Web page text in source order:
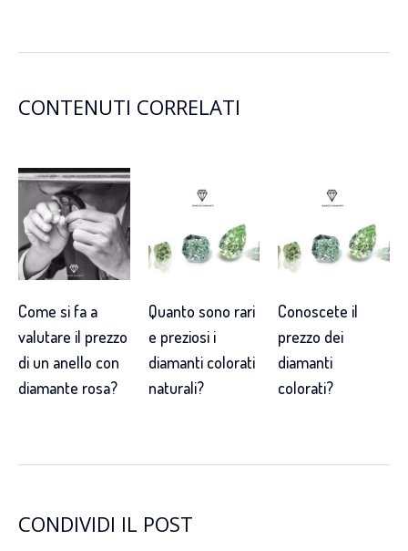
CONTENUTI CORRELATI
Come si fa a
valutare il prezzo
di un anello con
diamante rosa?
Quanto sono rari
e preziosi i
diamanti colorati
naturali?
Conoscete il
prezzo dei
diamanti
colorati?
CONDIVIDI IL POST